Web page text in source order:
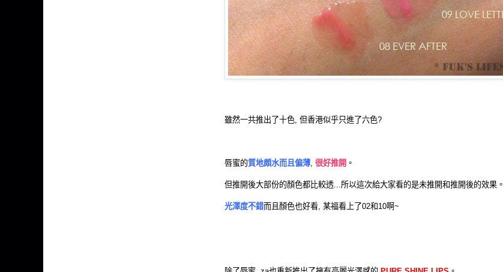
雖然一共推出了十色, 但香港似乎只進了六色?
唇蜜的質地頗水而且偏薄 很好推開 。
但推開後大部份的顏色都比較透...所以這次給大家看的是未推開和推開後的效果。
光澤度不錯而且顏色也好看, 某福看上了02和10啊~